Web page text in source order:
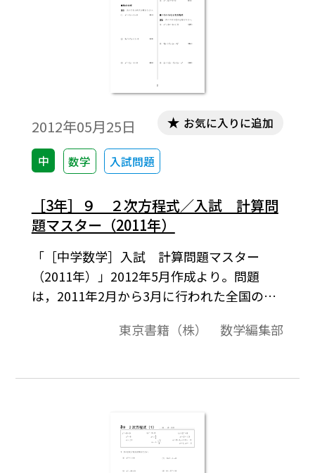
2012年05月25日
中 数学 入試問題
お気に入りに追加
［3年］９ ２次方程式／入試 計算問
題マスター（2011年）
「［中学数学］入試 計算問題マスター
（2011年）」2012年5月作成より。問題
は，2011年2月から3月に行われた全国の公
東京書籍（株） 数学編集部